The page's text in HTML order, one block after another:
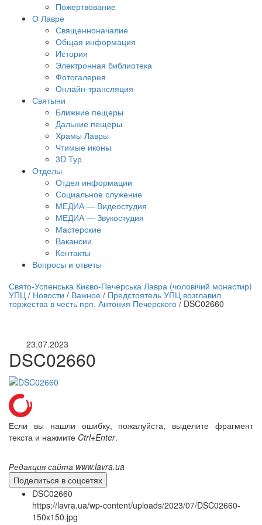
Пожертвование
О Лавре
Священноначалие
Общая информация
История
Электронная библиотека
Фотогалерея
Онлайн-трансляция
Святыни
Ближние пещеры
Дальние пещеры
Храмы Лавры
Чтимые иконы
3D Тур
Отделы
Отдел информации
Социальное служение
МЕДИА — Видеостудия
МЕДИА — Звукостудия
Мастерские
Вакансии
Контакты
Вопросы и ответы
трансляция | 12 сентября
трансляции
Свято-Успенська Києво-Печерська Лавра (чоловічий монастир)
УПЦ / Новости / Важное / Предстоятель УПЦ возглавил
торжества в честь прп. Антония Печерского / DSC02660
23.07.2023
DSC02660
Если вы нашли ошибку, пожалуйста, выделите фрагмент
текста и нажмите Ctrl+Enter.
Редакция сайта www.lavra.ua
Поделиться в соцсетях
DSC02660
https://lavra.ua/wp-content/uploads/2023/07/DSC02660-
150x150.jpg